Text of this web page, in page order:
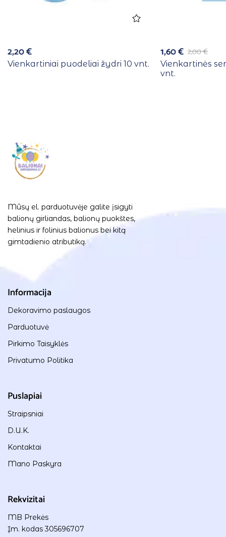
2,20€
Vienkartiniai puodeliai žydri 10 vnt.
2,00€
1,60€
Vienkartinės
vnt.
Mūsų el. parduotuvėje galite įsigyti
balionų girliandas, balionų puokštes,
helinius ir folinius balionus bei kitą
gimtadienio atributiką.
Informacija
Dekoravimo paslaugos
Parduotuvė
Pirkimo Taisyklės
Privatumo Politika
Puslapiai
Straipsniai
D.U.K.
Kontaktai
Mano Paskyra
Rekvizitai
MB Prekės
Įm. kodas 305696707